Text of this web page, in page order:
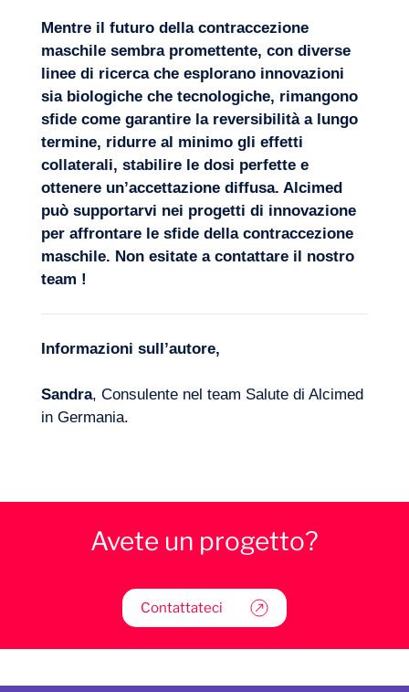
Mentre il futuro della contraccezione
maschile sembra promettente, con diverse
linee di ricerca che esplorano innovazioni
sia biologiche che tecnologiche, rimangono
sfide come garantire la reversibilità a lungo
termine, ridurre al minimo gli effetti
collaterali, stabilire le dosi perfette e
ottenere un’accettazione diffusa. Alcimed
può supportarvi nei progetti di innovazione
per affrontare le sfide della contraccezione
maschile. Non esitate a contattare il nostro
team !
Informazioni sull’autore,
Sandra, Consulente nel team Salute di Alcimed
in Germania.
Avete un progetto?
Contattateci